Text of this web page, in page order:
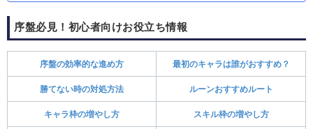
序盤必見！初心者向けお役立ち情報
序盤の効率的な進め方 最初のキャラは誰がおすすめ？
勝てない時の対処方法 ルーンおすすめルート
キャラ枠の増やし方 スキル枠の増やし方